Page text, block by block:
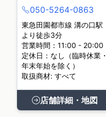
050-5264-0863
東急田園都市線 溝の口駅
より徒歩3分
営業時間：11:00 - 20:00
定休日：なし（臨時休業・
年末年始を除く）
取扱商材: すべて
店舗詳細・地図